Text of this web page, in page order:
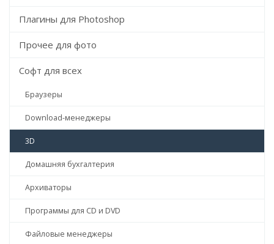
Плагины для Photoshop
Прочее для фото
Софт для всех
Браузеры
Download-менеджеры
3D
Домашняя бухгалтерия
Архиваторы
Программы для CD и DVD
Файловые менеджеры